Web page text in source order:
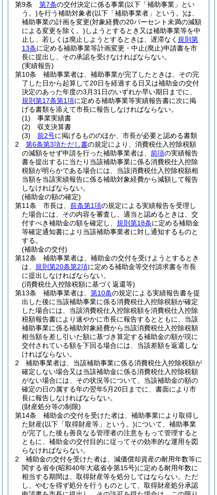
第9条
第7条の交付決定に係る事業(以下「補助事業」とい
う。)を行う補助対象者(以下「補助事業者」という。)は、
補助事業の計画を変更(対象経費の20パーセント未満の減額
による変更を除く。) しようとするとき又は補助事業等を中
止し、若しくは廃止しようとするときは、遅滞なく 規則第
13条に定める補助事業等計画変更・中止(廃止)申請書を市
長に提出し、その承認を受けなければならない。
(実績報告)
第10条
補助事業者は、補助事業が完了したときは、その完
了した日から起算して20日を経過する日又は補助金の交付
決定のあった年度の3月31日のいずれか早い期日までに、
規則第17条第1項に定める補助事業等実績報告書に次に掲
げる書類を添えて市長に報告しなければならない。
(1)
事業実績書
(2)
収支決算書
(3)
前2号に掲げるもののほか、市長が必要と認める書類
2
第6条第3項ただし書の規定により、消費税仕入控除税額
の減額をせず申請を行った補助事業者は、 前項の実績報告
書を提出するに当たり当該補助事業に係る消費税仕入控除
税額が明らかである場合には、当該消費税仕入控除税額相
当額を当該実績報告に係る補助対象経費から減額して報告
しなければならない。
(補助金の額の確定)
第11条
市長は、 前条第1項の規定による実績報告を受理し
た場合には、その内容を審査し、適当と認めるときは、交
付すべき補助金の額を確定し、 規則第18条に定める補助金
等確定通知書により当該補助事業者に対し通知するものと
する。
(補助金の交付)
第12条
補助事業者は、補助金の交付を受けようとするとき
は、 規則第20条第2項に定める補助金等交付請求書を市長
に提出しなければならない。
(消費税仕入控除税額に基づく返還等)
第13条
補助事業者は、 第10条の規定による実績報告書を提
出した後に当該補助事業に係る消費税仕入控除税額が確定
した場合には、当該消費税仕入控除税額を消費税仕入控除
税額報告書により速やかに市長に報告するとともに、当該
補助事業に係る補助対象経費から当該消費税仕入控除税額
相当額を差し引いた額に基づき算定する補助金の額が現に
交付されている額を下回る場合には、当該差額を返還しな
ければならない。
2
補助事業者は、当該補助事業に係る消費税仕入控除税額が
確定しない場合又は当該補助金に係る消費税仕入控除税額
がない場合には、その状況等について、当該補助金の額の
確定の日の属する年の翌年5月20日までに、書面により市
長に報告しなければならない。
(財産処分等の制限)
第14条
補助金の交付を受けた者は、補助事業により取得し
た財産(以下「取得財産等」という。)について、補助事業
が完了した後も善良なる管理者の注意をもって管理すると
ともに、補助金の交付目的に従ってその効率的な運用を図
らなければならない。
2
補助金の交付を受けた者は、減価償却資産の耐用年数等に
関する省令(昭和40年大蔵省令第15号)に定める耐用年数に
相当する期間は、取得財産等を処分してはならない。 ただ
し、やむを得ず処分を行うものとして、取得財産処分承認